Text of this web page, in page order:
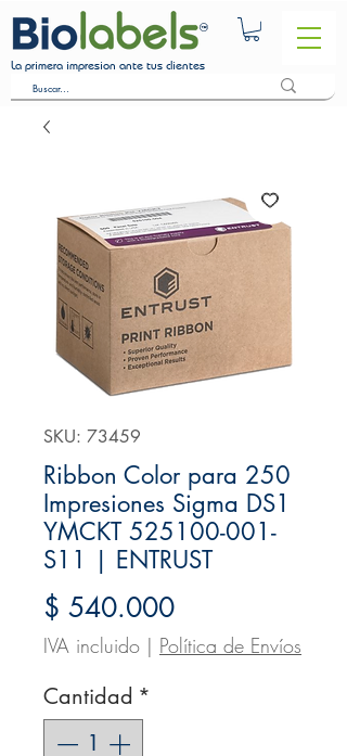
La primera impresion ante tus clientes
SKU: 73459
Ribbon Color para 250
Impresiones Sigma DS1
YMCKT 525100-001-
S11 | ENTRUST
$ 540.000Precio
IVA incluido | Política de Envíos
Cantidad *